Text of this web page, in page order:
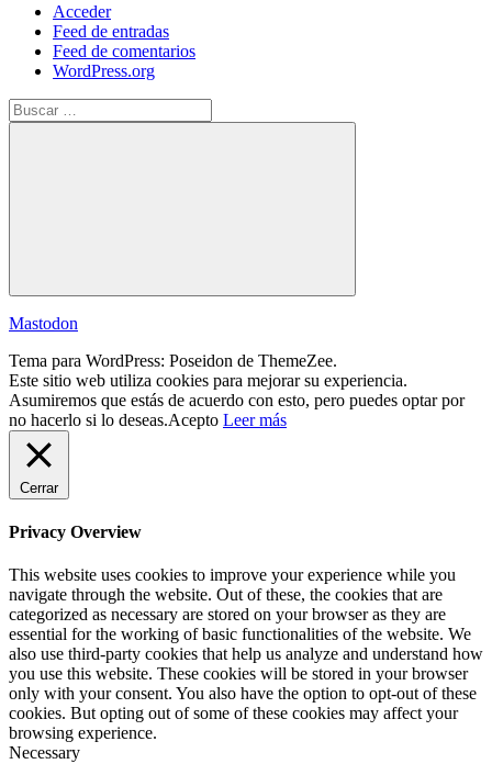
Acceder
Feed de entradas
Feed de comentarios
WordPress.org
Buscar:
Buscar
Mastodon
Tema para WordPress: Poseidon de ThemeZee.
Este sitio web utiliza cookies para mejorar su experiencia.
Asumiremos que estás de acuerdo con esto, pero puedes optar por
no hacerlo si lo deseas.Acepto Leer más
Cerrar
Privacy Overview
This website uses cookies to improve your experience while you
navigate through the website. Out of these, the cookies that are
categorized as necessary are stored on your browser as they are
essential for the working of basic functionalities of the website. We
also use third-party cookies that help us analyze and understand how
you use this website. These cookies will be stored in your browser
only with your consent. You also have the option to opt-out of these
cookies. But opting out of some of these cookies may affect your
browsing experience.
Necessary